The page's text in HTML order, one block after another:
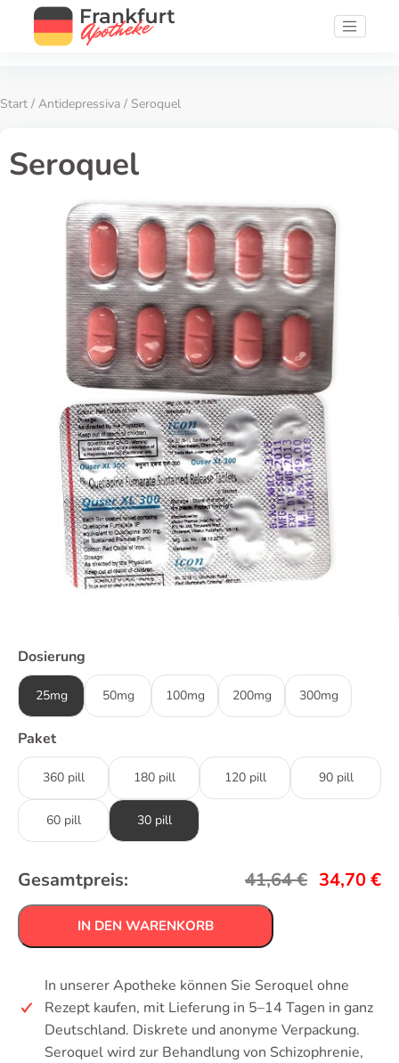
Start / Antidepressiva / Seroquel
Seroquel
Dosierung
25mg 50mg 100mg 200mg 300mg
Paket
360 pill 180 pill 120 pill 90 pill
60 pill 30 pill
Gesamtpreis: 41,64€ 34,70€
IN DEN WARENKORB
In unserer Apotheke können Sie Seroquel ohne
Rezept kaufen, mit Lieferung in 5–14 Tagen in ganz
Deutschland. Diskrete und anonyme Verpackung.
Seroquel wird zur Behandlung von Schizophrenie,